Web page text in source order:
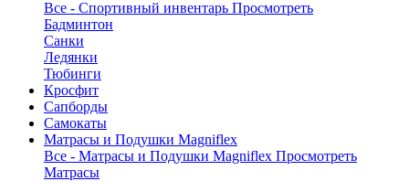
Все - Спортивный инвентарь Просмотреть
Бадминтон
Санки
Ледянки
Тюбинги
Кросфит
Сапборды
Самокаты
Матрасы и Подушки Magniflex
Все - Матрасы и Подушки Magniflex Просмотреть
Матрасы